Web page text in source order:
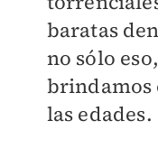
baratas
no sólo
brindamos
las edades.